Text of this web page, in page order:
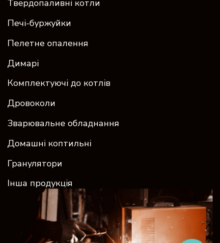
Твердопаливні котли
Печі-буржуйки
Пелетне опалення
Димарі
Комплектуючі до котлів
Дровоколи
Зварювальне обладнання
Домашні коптильні
Гранулятори
Інша продукція